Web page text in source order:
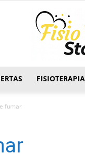
FISIOTERAPIA
fumar